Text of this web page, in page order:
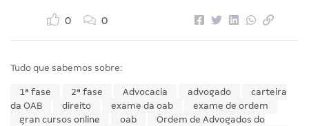
0 0
Tudo que sabemos sobre:
1ª fase 2ª fase Advocacia advogado
carteira
da OAB
direito exame da oab
exame de ordem
gran cursos online
oab
Ordem de Advogados do